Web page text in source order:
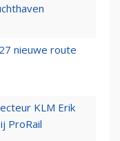
nieuwe route
KLM Erik
ProRail